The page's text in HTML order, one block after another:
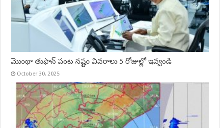
మొంథా తుఫాన్ పంట నష్టం వివరాలు 5 రోజుల్లో ఇవ్వండి
October 30, 2025